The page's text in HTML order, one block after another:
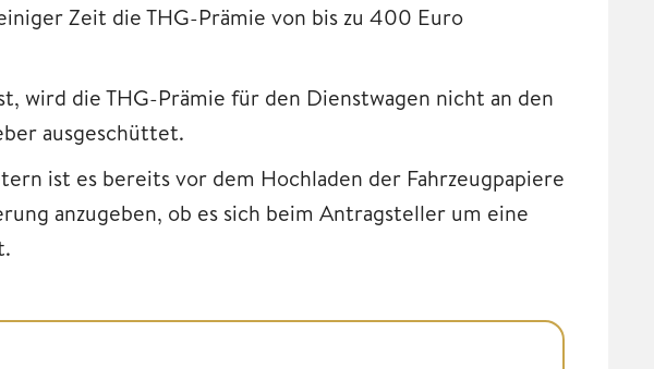
Zeit die THG-Prämie von bis zu 400 Euro
wird die THG-Prämie für den Dienstwagen nicht an den
ausgeschüttet.
ist es bereits vor dem Hochladen der Fahrzeugpapiere
anzugeben, ob es sich beim Antragsteller um eine